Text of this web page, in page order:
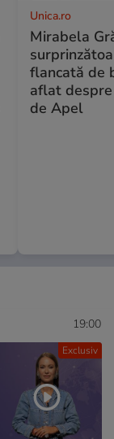
Unica.ro
Mirabela
flancată de
aflat
de Apel
Exclusiv
19:00